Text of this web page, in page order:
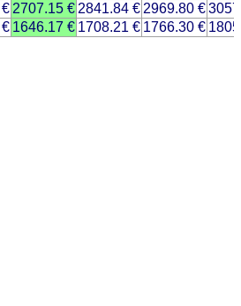
2707.15 € 2841.84 € 2969.80 €
1646.17 € 1708.21 € 1766.30 €